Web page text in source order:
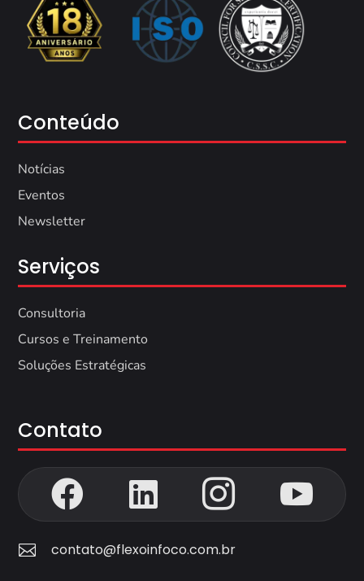
Conteúdo
Notícias
Eventos
Newsletter
Serviços
Consultoria
Cursos e Treinamento
Soluções Estratégicas
Contato
   
 contato@flexoinfoco.com.br